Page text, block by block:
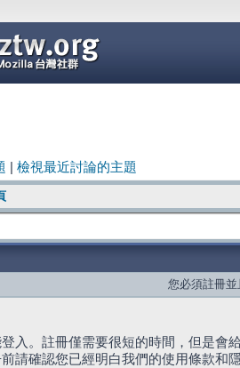
檢視最近討論的主題
您必須註冊
入。註冊僅需要很短的時間，但是會
請確認您已經明白我們的使用條款和